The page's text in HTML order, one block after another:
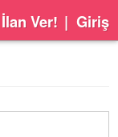
İlan Ver! | Giriş